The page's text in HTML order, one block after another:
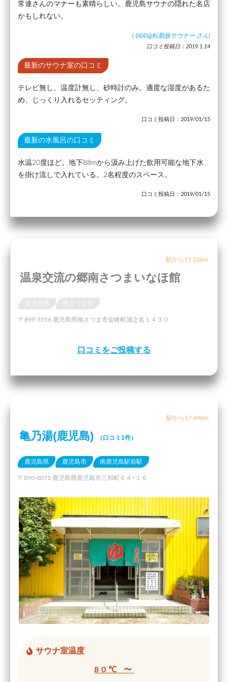
常連さんのマナーも素晴らしい。鹿児島サウナの隠れた名店
かもしれない。
( DDD@転勤族サウナー さん)
口コミ投稿日：2019.1.14
最新のサウナ室の口コミ
テレビ無し、温度計無し、砂時計のみ。適度な湿度があるた
め、じっくり入れるセッティング。
口コミ投稿日：2019/01/15
最新の水風呂の口コミ
水温20度ほど。地下88mから汲み上げた飲用可能な地下水
を掛け流しで入れている。2名程度のスペース。
口コミ投稿日：2019/01/15
駅から17.22km
温泉交流の郷南さつまいなほ館
南さつま市
〒899-3516 鹿児島県南さつま市金峰町浦之名１４３０
口コミをご投稿する
駅から17.49km
亀乃湯(鹿児島) （口コミ1件）
鹿児島県 鹿児島市 南鹿児島駅前駅
〒890-0071 鹿児島県鹿児島市三和町６４−１６
サウナ室温度
80℃ 〜